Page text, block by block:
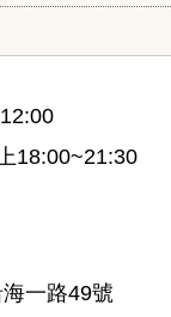
18:00~21:30
一路49號